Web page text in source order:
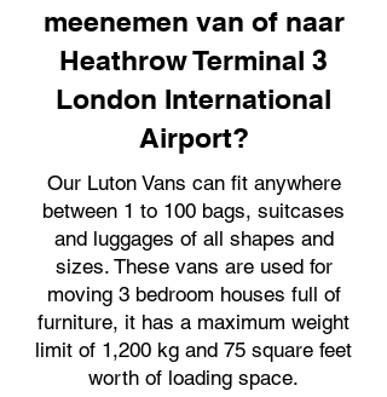
meenemen van of naar
Heathrow Terminal 3
London International
Airport?
Our Luton Vans can fit anywhere
between 1 to 100 bags, suitcases
and luggages of all shapes and
sizes. These vans are used for
moving 3 bedroom houses full of
furniture, it has a maximum weight
limit of 1,200 kg and 75 square feet
worth of loading space.